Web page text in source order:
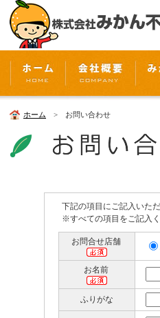
ホーム > お問い合わせ
下記の項目にご記入いた
※すべての項目をご記入く
お問合せ店舗
お名前
ふりがな